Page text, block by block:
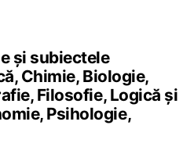
și subiectele
Chimie, Biologie,
Filosofie, Logică și
Psihologie,